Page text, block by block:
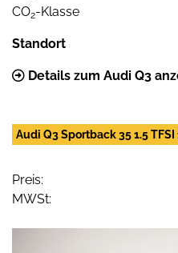
CO2-Klasse
Standort
Details zum Audi Q3
Audi Q3 Sportback 35 1.5
Preis:
MWSt: